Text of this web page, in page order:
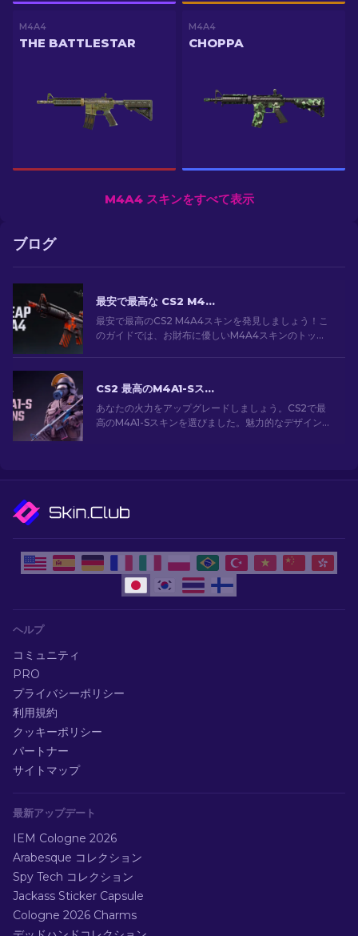
M4A4
THE BATTLESTAR
M4A4
CHOPPA
M4A4 スキンをすべて表示
ブログ
最安で最高な CS2 M4A4 スキン [2026]
最安で最高のCS2 M4A4スキンを発見しましょう！こ
のガイドでは、お財布に優しいM4A4スキンのトップ
CS2 最高のM4A1-Sスキン [2026]
あなたの火力をアップグレードしましょう。CS2で最
高のM4A1-Sスキンを選びました。魅力的なデザインの
ヘルプ
コミュニティ
PRO
プライバシーポリシー
利用規約
クッキーポリシー
パートナー
サイトマップ
最新アップデート
IEM Cologne 2026
Arabesque コレクション
Spy Tech コレクション
Jackass Sticker Capsule
Cologne 2026 Charms